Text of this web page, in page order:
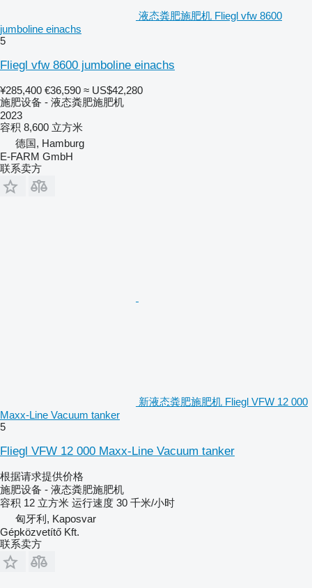
液态粪肥施肥机 Fliegl vfw 8600
jumboline einachs
5
Fliegl vfw 8600 jumboline einachs
¥285,400 €36,590 ≈ US$42,280
施肥设备 - 液态粪肥施肥机
2023
容积 8,600 立方米
德国, Hamburg
E-FARM GmbH
联系卖方
新液态粪肥施肥机 Fliegl VFW 12 000
Maxx-Line Vacuum tanker
5
Fliegl VFW 12 000 Maxx-Line Vacuum tanker
根据请求提供价格
施肥设备 - 液态粪肥施肥机
容积 12 立方米 运行速度 30 千米/小时
匈牙利, Kaposvar
Gépközvetítő Kft.
联系卖方